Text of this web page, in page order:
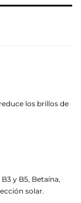
los brillos de
y B5, Betaína,
solar.